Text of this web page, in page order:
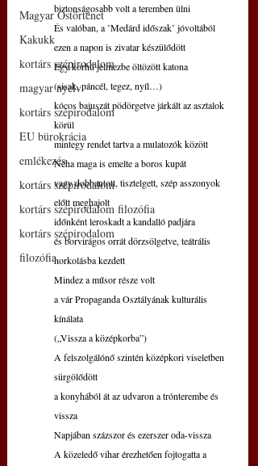
Magyar Őstörténet
Kakukk
kortárs szépirodalom
magyar nyelv
kortárs szépirodalom
EU bürokrácia
emlékezés
kortárs szépirodalom
kortárs szépirodalom filozófia
kortárs szépirodalom
filozófia
biztonságosabb volt a teremben ülni
És valóban, a ’Medárd időszak’ jóvoltából
ezen a napon is zivatar készülődött
Egy korhű jelmezbe öltözött katona
(sisak, páncél, tegez, nyíl…)
kócos bajuszát pödörgetve járkált az asztalok
körül
mintegy rendet tartva a mulatozók között
Néha maga is emelte a boros kupát
vagy dobbantott, tisztelgett, szép asszonyok
előtt meghajolt
időnként leroskadt a kandalló padjára
és borvirágos orrát dörzsölgetve, teátrális
horkolásba kezdett
Mindez a műsor része volt
a vár Propaganda Osztályának kulturális
kínálata
(„Vissza a középkorba”)
A felszolgálónő szintén középkori viseletben
sürgölődött
a konyhából át az udvaron a trónterembe és
vissza
Napjában százszor és ezerszer oda-vissza
A közeledő vihar érezhetően fojtogatta a